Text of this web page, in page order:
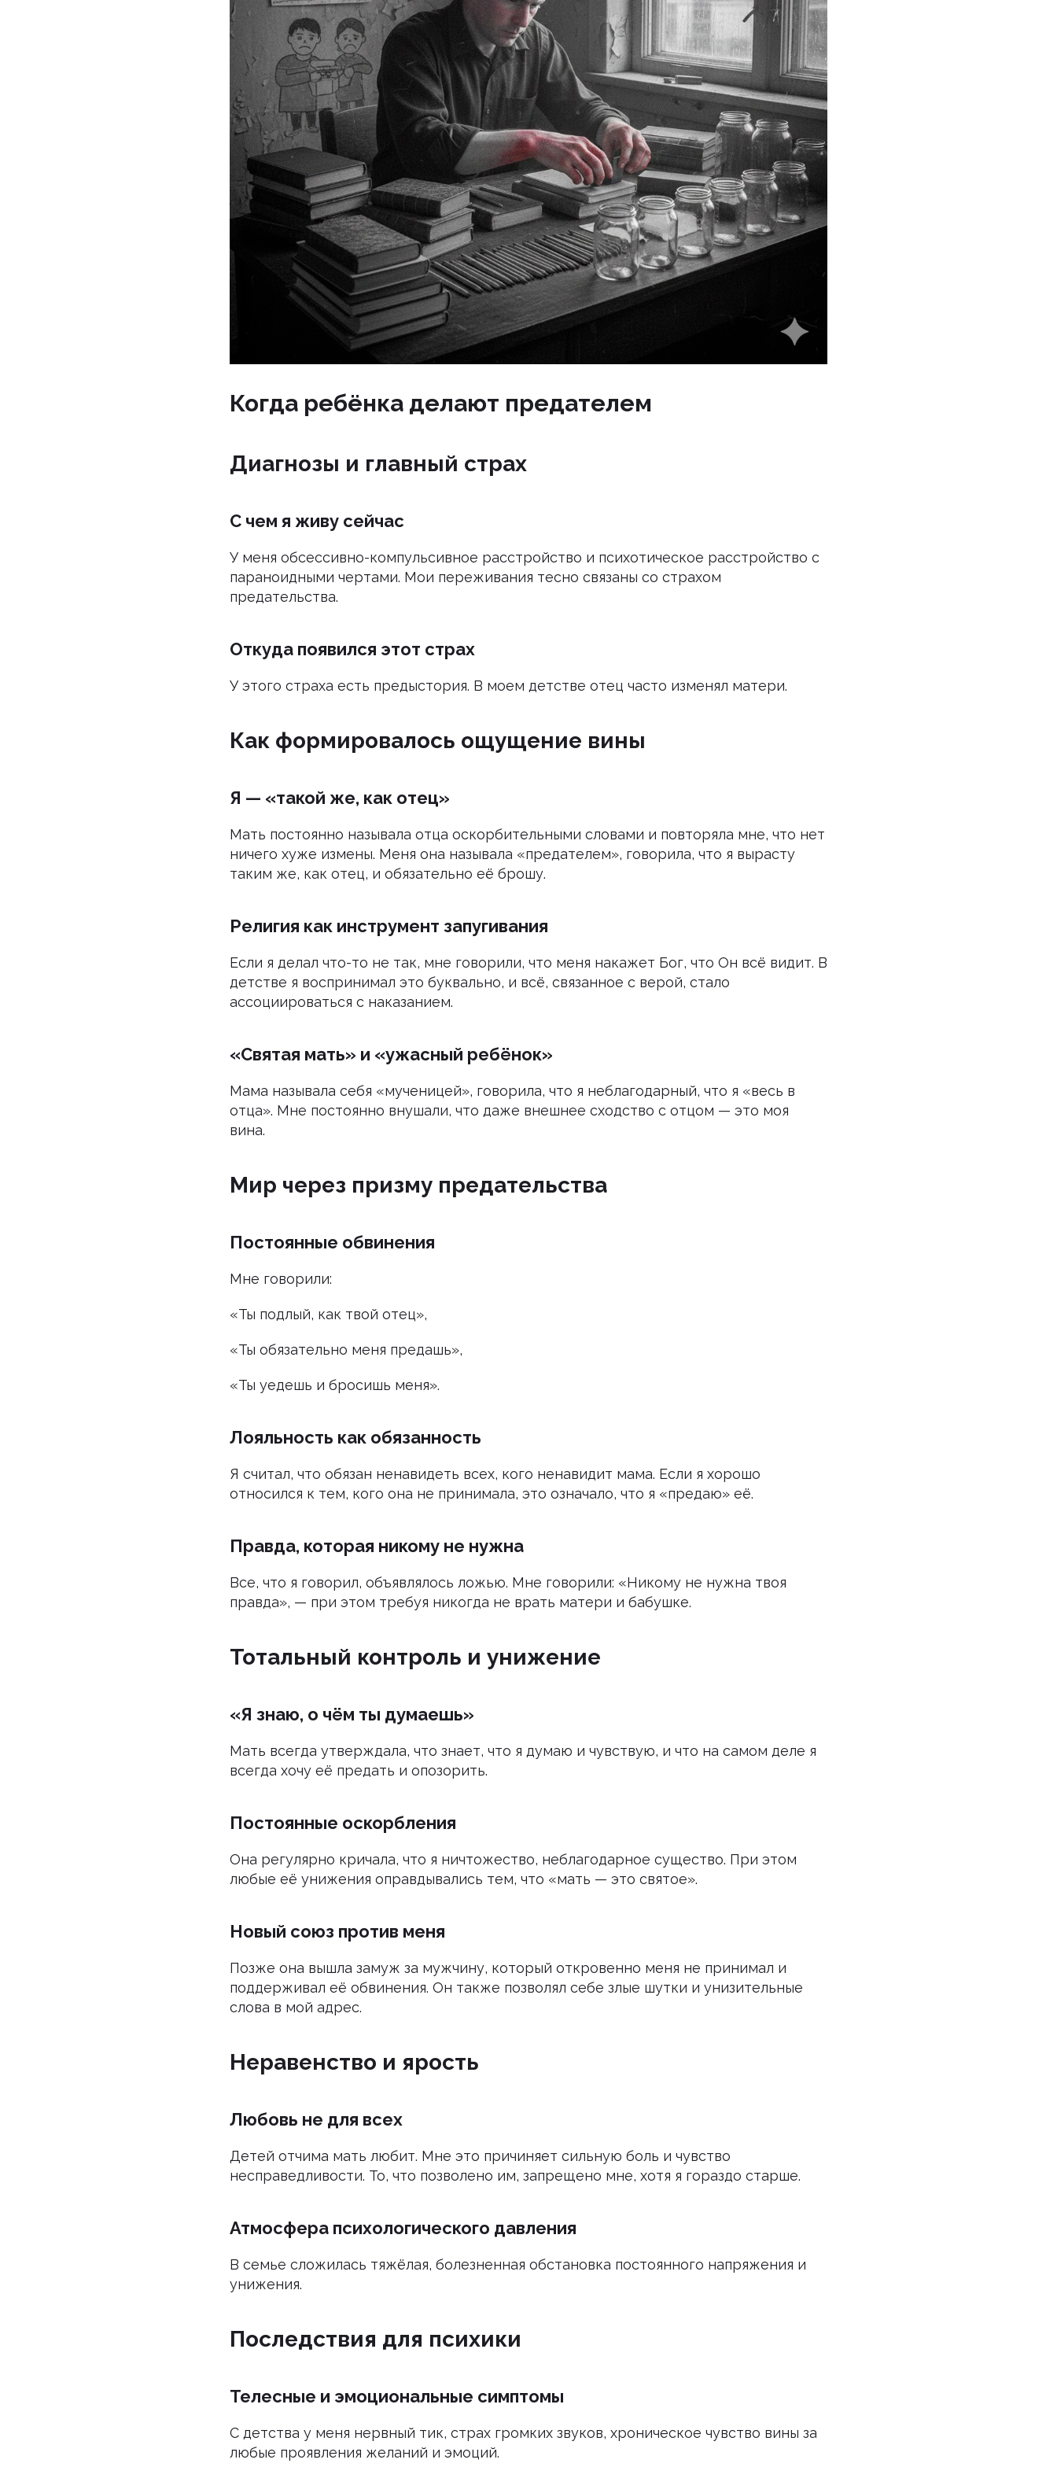
Когда ребёнка делают предателем
Диагнозы и главный страх
С чем я живу сейчас
У меня обсессивно-компульсивное расстройство и психотическое расстройство с
параноидными чертами. Мои переживания тесно связаны со страхом
предательства.
Откуда появился этот страх
У этого страха есть предыстория. В моем детстве отец часто изменял матери.
Как формировалось ощущение вины
Я — «такой же, как отец»
Мать постоянно называла отца оскорбительными словами и повторяла мне, что нет
ничего хуже измены. Меня она называла «предателем», говорила, что я вырасту
таким же, как отец, и обязательно её брошу.
Религия как инструмент запугивания
Если я делал что-то не так, мне говорили, что меня накажет Бог, что Он всё видит. В
детстве я воспринимал это буквально, и всё, связанное с верой, стало
ассоциироваться с наказанием.
«Святая мать» и «ужасный ребёнок»
Мама называла себя «мученицей», говорила, что я неблагодарный, что я «весь в
отца». Мне постоянно внушали, что даже внешнее сходство с отцом — это моя
вина.
Мир через призму предательства
Постоянные обвинения
Мне говорили:
«Ты подлый, как твой отец»,
«Ты обязательно меня предашь»,
«Ты уедешь и бросишь меня».
Лояльность как обязанность
Я считал, что обязан ненавидеть всех, кого ненавидит мама. Если я хорошо
относился к тем, кого она не принимала, это означало, что я «предаю» её.
Правда, которая никому не нужна
Все, что я говорил, объявлялось ложью. Мне говорили: «Никому не нужна твоя
правда», — при этом требуя никогда не врать матери и бабушке.
Тотальный контроль и унижение
«Я знаю, о чём ты думаешь»
Мать всегда утверждала, что знает, что я думаю и чувствую, и что на самом деле я
всегда хочу её предать и опозорить.
Постоянные оскорбления
Она регулярно кричала, что я ничтожество, неблагодарное существо. При этом
любые её унижения оправдывались тем, что «мать — это святое».
Новый союз против меня
Позже она вышла замуж за мужчину, который откровенно меня не принимал и
поддерживал её обвинения. Он также позволял себе злые шутки и унизительные
слова в мой адрес.
Неравенство и ярость
Любовь не для всех
Детей отчима мать любит. Мне это причиняет сильную боль и чувство
несправедливости. То, что позволено им, запрещено мне, хотя я гораздо старше.
Атмосфера психологического давления
В семье сложилась тяжёлая, болезненная обстановка постоянного напряжения и
унижения.
Последствия для психики
Телесные и эмоциональные симптомы
С детства у меня нервный тик, страх громких звуков, хроническое чувство вины за
любые проявления желаний и эмоций.